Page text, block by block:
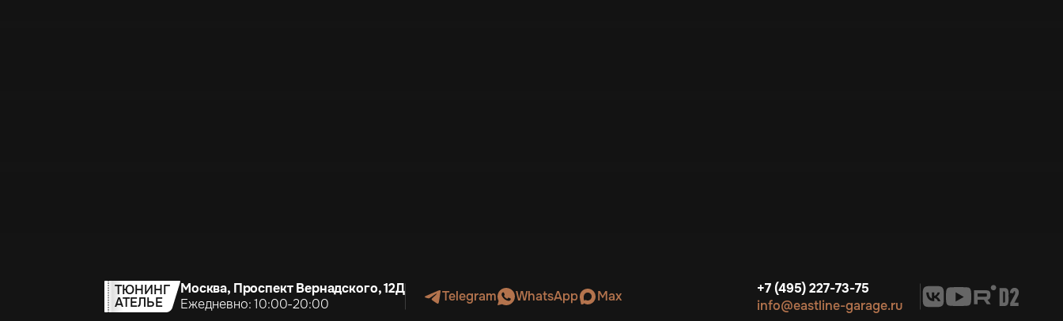
ТЮНИНГ
АТЕЛЬЕ
Москва, Проспект Вернадского, 12Д
Ежедневно: 10:00-20:00
Telegram WhatsApp Max
+7 (495) 227-73-75
info@eastline-garage.ru